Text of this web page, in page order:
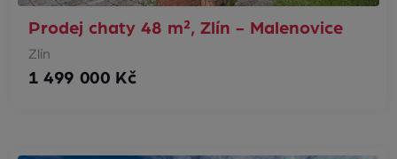
Prodej chaty 48 m², Zlín - Malenovice
Zlín
1 499 000 Kč